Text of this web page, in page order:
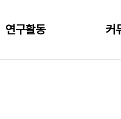
연구활동 커